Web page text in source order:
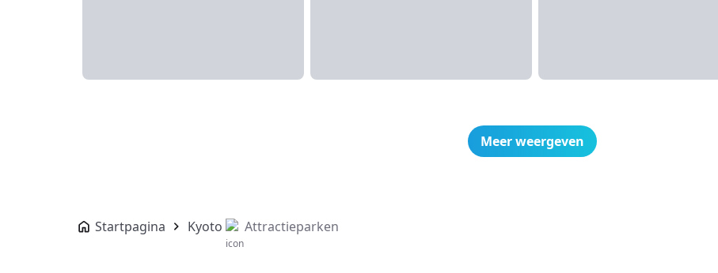
Meer weergeven
Startpagina Kyoto Attractieparken